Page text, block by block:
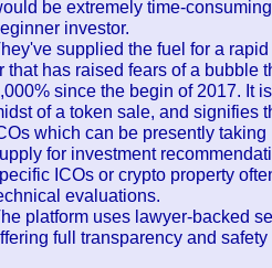
be extremely time-
investor.
supplied the fuel for a
that has raised fears of a bubble
since the begin of 2017. It
of a token sale, and signifies
which can be presently
for investment
ICOs or crypto property
evaluations.
platform uses lawyer-backed
full transparency and